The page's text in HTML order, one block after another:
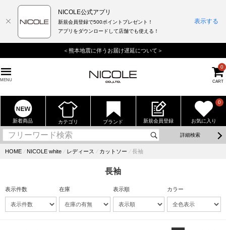
＜熊本地震に伴うお届け遅延について＞
MENU CART
0
新着商品 カテゴリ ブランド 新規会員登録 お気に入り
0
詳細検索
HOME ⁄ NICOLE white ⁄ レディース ⁄ カットソー ⁄ 長袖
長袖
表示件数 在庫 表示順 カラー
NICOLE公式アプリ
新規会員登録で500ポイントプレゼント！
アプリをダウンロードして店舗でも使える！
表示する